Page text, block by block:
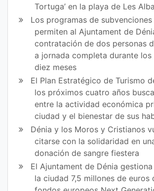
Tortuga’ en la playa de Les
Los programas de
permiten al Ajuntament de
contratación de dos personas
a jornada completa durante
diez meses
El Plan Estratégico de Turismo
los próximos cuatro años
entre la actividad económica
ciudad y el bienestar de sus
Dénia y los Moros y Cristianos
citarse con la solidaridad en
donación de sangre fiestera
El Ajuntament de Dénia
la ciudad 7,5 millones de euros